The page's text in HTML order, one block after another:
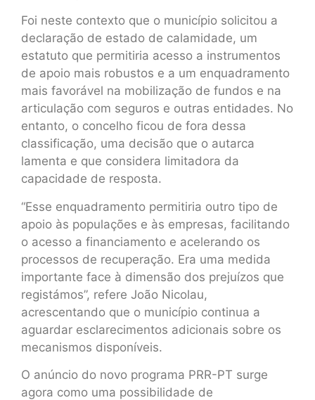
Foi neste contexto que o município solicitou a
declaração de estado de calamidade, um
estatuto que permitiria acesso a instrumentos
de apoio mais robustos e a um enquadramento
mais favorável na mobilização de fundos e na
articulação com seguros e outras entidades. No
entanto, o concelho ficou de fora dessa
classificação, uma decisão que o autarca
lamenta e que considera limitadora da
capacidade de resposta.
“Esse enquadramento permitiria outro tipo de
apoio às populações e às empresas, facilitando
o acesso a financiamento e acelerando os
processos de recuperação. Era uma medida
importante face à dimensão dos prejuízos que
registámos”, refere João Nicolau,
acrescentando que o município continua a
aguardar esclarecimentos adicionais sobre os
mecanismos disponíveis.
O anúncio do novo programa PRR-PT surge
agora como uma possibilidade de